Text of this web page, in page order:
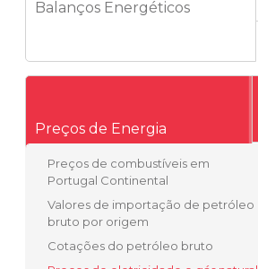
Balanços Energéticos
Preços de Energia
Preços de combustíveis em
Portugal Continental
Valores de importação de petróleo
bruto por origem
Cotações do petróleo bruto